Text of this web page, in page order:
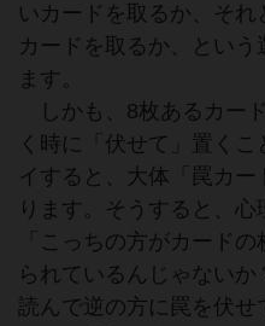
いカードを取るか、そ
カードを取るか、とい
ます。
しかも、8枚あるカー
く時に「伏せて」置く
イすると、大体「罠カ
ります。そうすると、心
「こっちの方がカード
られているんじゃない
読んで逆の方に罠を伏せ